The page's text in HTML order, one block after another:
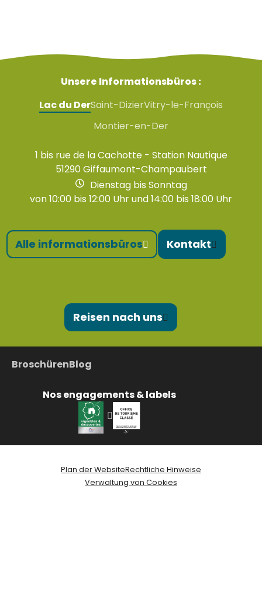
Unsere Informationsbüros :
Lac du DerSaint-DizierVitry-le-François
Montier-en-Der
1 bis rue de la Cachotte - Station Nautique
51290 Giffaumont-Champaubert
Dienstag bis Sonntag
von 10:00 bis 12:00 Uhr und 14:00 bis 18:00 Uhr
Alle informationsbüros Kontakt
Reisen nach uns
BroschürenBlog
Nos engagements & labels
Plan der WebsiteRechtliche Hinweise
Verwaltung von Cookies